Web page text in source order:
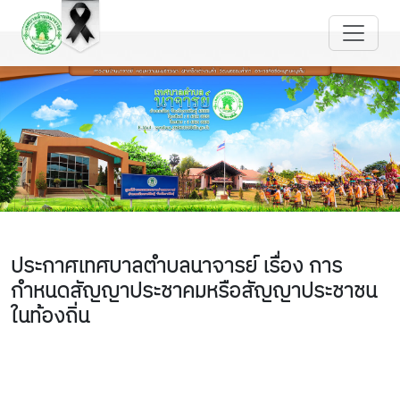
ประกาศเทศบาลตำบลนาจารย์ เรื่อง การ
กำหนดสัญญาประชาคมหรือสัญญาประชาชน
ในท้องถิ่น